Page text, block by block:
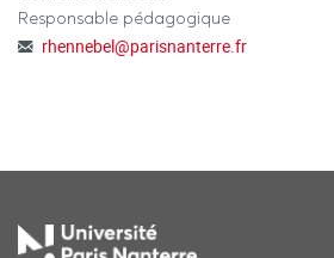
Responsable pédagogique
rhennebel@parisnanterre.fr